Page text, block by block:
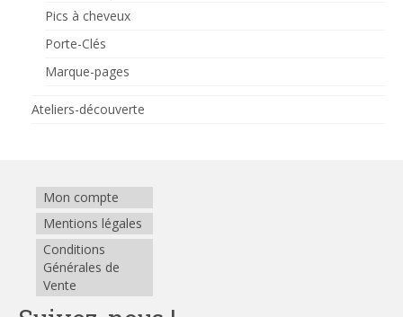
Pics à cheveux
Porte-Clés
Marque-pages
Ateliers-découverte
Mon compte
Mentions légales
Conditions
Générales de
Vente